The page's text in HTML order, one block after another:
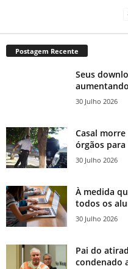
Postagem Recente
Seus
30 Julho 2026
Casal
órgãos para
30 Julho 2026
À medida
todos os
30 Julho 2026
Pai do
condenado